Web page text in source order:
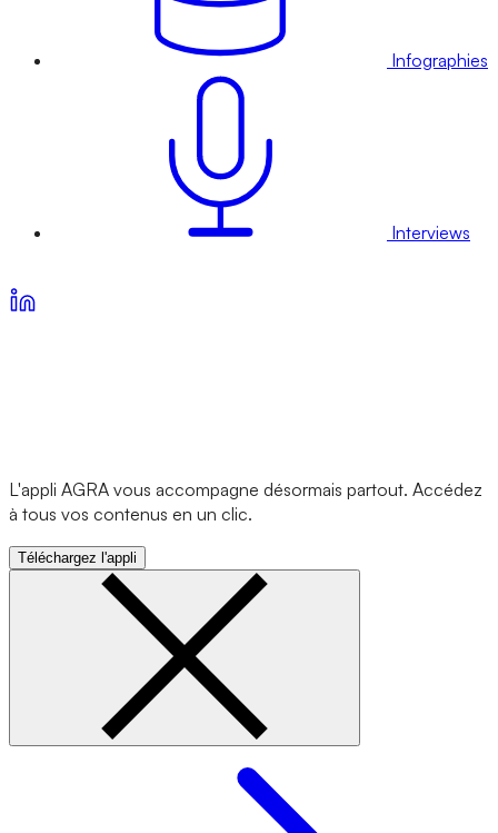
Infographies
Interviews
L'appli AGRA vous accompagne désormais partout. Accédez
à tous vos contenus en un clic.
Téléchargez l'appli